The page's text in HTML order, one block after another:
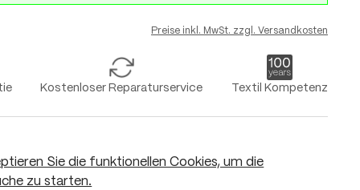
Preise inkl. MwSt. zzgl. Versandkosten
Kostenloser Reparaturservice Textil Kompetenz
Sie die funktionellen Cookies, um die
zu starten.